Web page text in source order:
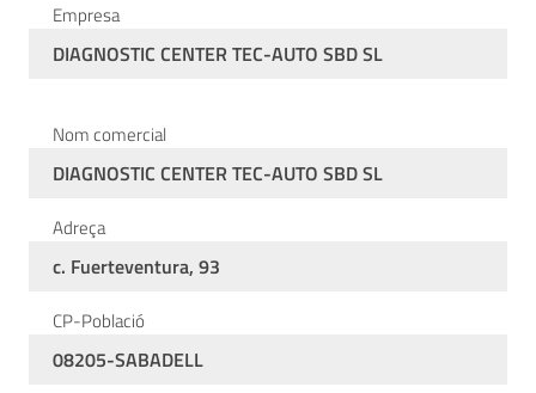
Empresa
DIAGNOSTIC CENTER TEC-AUTO SBD SL
Nom comercial
DIAGNOSTIC CENTER TEC-AUTO SBD SL
Adreça
c. Fuerteventura, 93
CP-Població
08205-SABADELL